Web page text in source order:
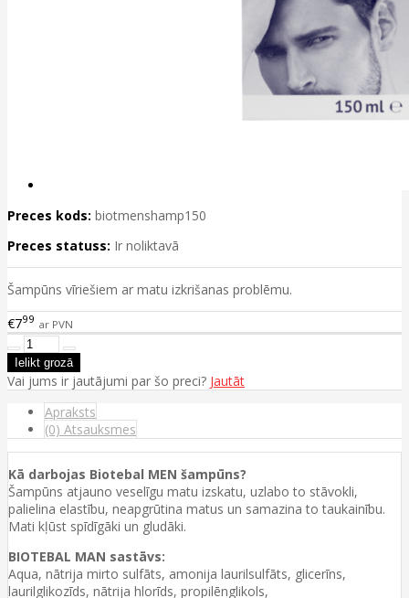
Preces kods: biotmenshamp150
Preces statuss: Ir noliktavā
Šampūns vīriešiem ar matu izkrišanas problēmu.
€799 ar PVN
Vai jums ir jautājumi par šo preci? Jautāt
Apraksts
(0) Atsauksmes
Kā darbojas Biotebal MEN šampūns?
Šampūns atjauno veselīgu matu izskatu, uzlabo to stāvokli,
palielina elastību, neapgrūtina matus un samazina to taukainību.
Mati kļūst spīdīgāki un gludāki.
BIOTEBAL MAN sastāvs:
Aqua, nātrija mirto sulfāts, amonija laurilsulfāts, glicerīns,
laurilglikozīds, nātrija hlorīds, propilēnglikols,